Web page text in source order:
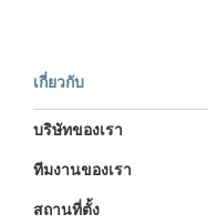
เกี่ยวกับ
บริษัทของเรา
ทีมงานของเรา
สถานที่ตั้ง